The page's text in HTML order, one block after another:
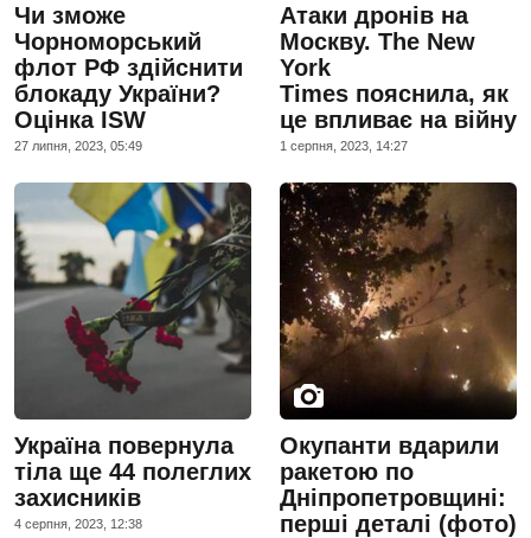
Чи зможе
Чорноморський
флот РФ здійснити
блокаду України?
Оцінка ISW
27 липня, 2023, 05:49
Атаки дронів на
Москву. The New
York
Times пояснила, як
це впливає на війну
1 серпня, 2023, 14:27
Україна повернула
тіла ще 44 полеглих
захисників
4 серпня, 2023, 12:38
Окупанти вдарили
ракетою по
Дніпропетровщині:
перші деталі (фото)